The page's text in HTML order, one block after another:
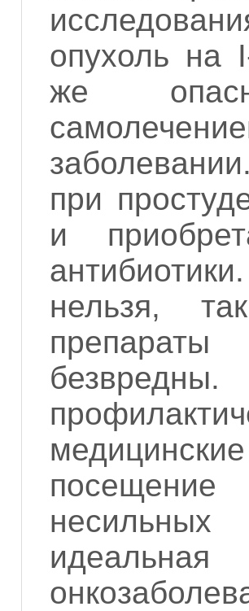
опухоль на
же
при
и
нельзя,
несильных